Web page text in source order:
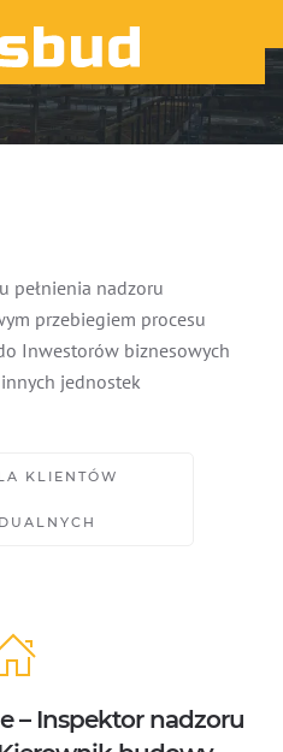
pełnienia nadzoru
przebiegiem procesu
Inwestorów biznesowych
jednostek
KLIENTÓW
– Inspektor nadzoru